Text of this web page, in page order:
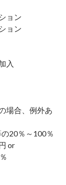
ョン
ョン
入
合、例外あ
20％～100％
or